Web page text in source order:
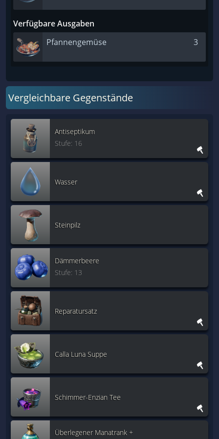
Verfügbare Ausgaben
Pfannengemüse
3
Vergleichbare Gegenstände
Antiseptikum
Stufe: 16
Wasser
Steinpilz
Dämmerbeere
Stufe: 13
Reparatursatz
Calla Luna Suppe
Schimmer-Enzian Tee
Überlegener Manatrank +